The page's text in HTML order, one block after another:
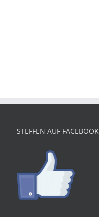
STEFFEN AUF FACEBOOK